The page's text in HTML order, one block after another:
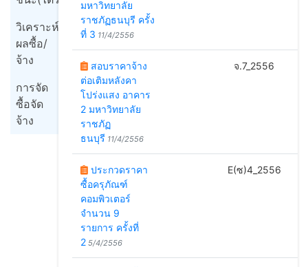
วิเคราะห์
ผลซื้อ/
จ้าง
การจัด
ซื้อจัด
จ้าง
มหาวิทยาลัย
ราชภัฏธนบุรี ครั้ง
ที่ 3 11/4/2556
สอบราคาจ้าง
ต่อเติมหลังคา
โปร่งแสง อาคาร
2 มหาวิทยาลัย
ราชภัฏ
ธนบุรี 11/4/2556
จ.7_2556
ประกวดราคา
ซื้อครุภัณฑ์
คอมพิวเตอร์
จำนวน 9
รายการ ครั้งที่
25/4/2556
E(ซ)4_2556